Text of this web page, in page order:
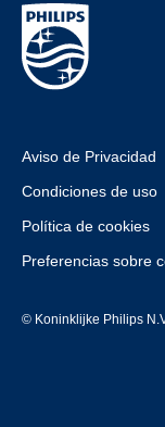
Aviso de Privacidad
Condiciones de uso
Política de cookies
Preferencias sobre
© Koninklijke Philips